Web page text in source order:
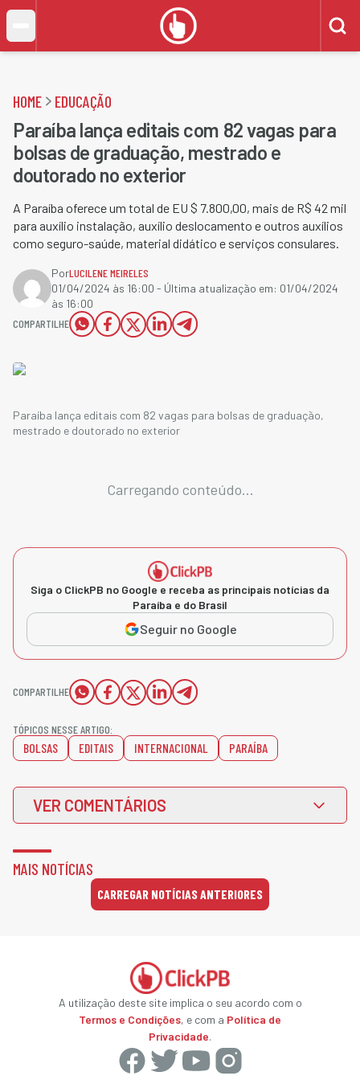
HOME EDUCAÇÃO
Paraíba lança editais com 82 vagas para
bolsas de graduação, mestrado e
doutorado no exterior
A Paraíba oferece um total de EU $ 7.800,00, mais de R$ 42 mil
para auxílio instalação, auxílio deslocamento e outros auxílios
como seguro-saúde, material didático e serviços consulares.
PorLUCILENE MEIRELES
01/04/2024 às 16:00 - Última atualização em: 01/04/2024
às 16:00
COMPARTILHE
Paraíba lança editais com 82 vagas para bolsas de graduação,
mestrado e doutorado no exterior
Carregando conteúdo...
Siga o ClickPB no Google e receba as principais notícias da
Paraíba e do Brasil
Seguir no Google
COMPARTILHE
TÓPICOS NESSE ARTIGO:
BOLSAS EDITAIS INTERNACIONAL PARAÍBA
VER COMENTÁRIOS
MAIS NOTÍCIAS
CARREGAR NOTÍCIAS ANTERIORES
A utilização deste site implica o seu acordo com o
Termos e Condições, e com a Política de
Privacidade.